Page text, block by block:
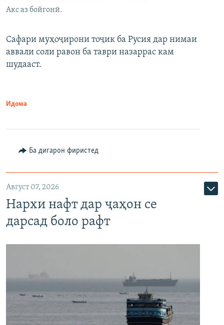
Акс аз бойгонӣ.
Сафари муҳоҷирони тоҷик ба Русия дар нимаи
аввали соли равон ба таври назаррас кам
шудааст.
Идома
Ба дигарон фиристед
Август 07, 2026
Нархи нафт дар ҷаҳон се
дарсад боло рафт